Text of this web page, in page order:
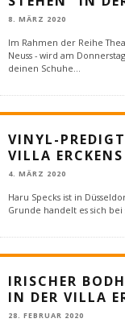
8. MÄRZ 2020
Im Rahmen der Reihe
Neuss - wird am
deinen Schuhe
VINYL-
VILLA ERCKENS
4. MÄRZ 2020
Haru Specks ist in
Grunde handelt es sich
IRISCHER
IN DER VILLA
28. FEBRUAR 2020